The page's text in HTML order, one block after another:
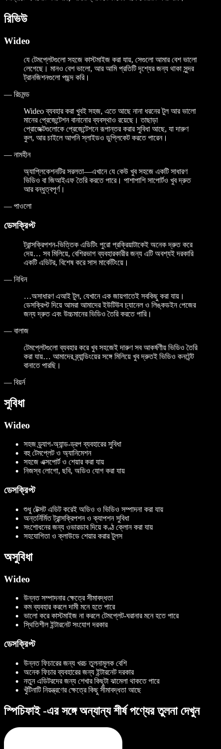
রিভিউ
Wideo
যে টেমপ্লেটগুলো সহজে কাস্টমাইজ করা যায়, সেগুলো আমার বেশ ভালো
লেগেছে। মানও বেশ ভালো, আর আমি প্রতিটি দৃশ্যের জন্য থাকা সুন্দর
ট্রানজিশনগুলো পছন্দ করি।
— রিচমন্ড
Wideo ব্যবহার করা খুবই সহজ, এতে আছে নানা ধরনের টুল আর ভালো
মানের প্রেজেন্টেশন বানানোর ব্যবস্থাও রয়েছে। তাছাড়া
প্রোজেক্টগুলোকে প্রেজেন্টেশনে রূপান্তর করার সুবিধা আছে, যা দারুণ
কুল, আর চাইলে আপনি স্লাইডও ডুপ্লিকেট করতে পারেন।
— নামহীন
অ্যাপ্লিকেশনটির সরলতা—এখানে যে কেউ খুব সহজে একটি সাধারণ
ভিডিও বা জিআইএফ তৈরি করতে পারে। পাশাপাশি সাপোর্টও খুব দ্রুত
আর বন্ধুত্বপূর্ণ।
— পাওলো
ডেসক্রিপ্ট
ট্রান্সক্রিপশন-ভিত্তিক এডিটিং পুরো প্রক্রিয়াটাকেই অনেক দ্রুত করে
দেয়… সব মিলিয়ে, বেশিরভাগ ব্যবহারকারীর জন্য এটি অবশ্যই দরকারি
একটি এডিটর, বিশেষ করে সাস মার্কেটিংয়ে।
— নিধিন
…অসাধারণ এআই টুল, যেখানে এক জায়গাতেই সবকিছু করা যায়।
ডেসক্রিপ্ট দিয়ে আমরা আমাদের ইউটিউব চ্যানেল ও লিঙ্কডইন পেজের
জন্য দ্রুত এবং উচ্চমানের ভিডিও তৈরি করতে পারি।
— বালাজ
টেমপ্লেটগুলো ব্যবহার করে খুব সহজেই দারুণ সব আকর্ষণীয় ভিডিও তৈরি
করা যায়… আমাদের ব্র্যান্ডিংয়ের সঙ্গে মিলিয়ে খুব দ্রুতই ভিডিও কনটেন্ট
বানাতে পারছি।
— বিয়র্ন
সুবিধা
Wideo
সহজ ড্র্যাগ-অ্যান্ড-ড্রপ ব্যবহারের সুবিধা
বহু টেমপ্লেট ও অ্যানিমেশন
সহজে এক্সপোর্ট ও শেয়ার করা যায়
নিজস্ব লোগো, ছবি, অডিও যোগ করা যায়
ডেসক্রিপ্ট
শুধু টেক্সট এডিট করেই অডিও ও ভিডিও সম্পাদনা করা যায়
অন্তর্নির্মিত ট্রান্সক্রিপশন ও ক্যাপশন সুবিধা
সংশোধনের জন্য ওভারডাব দিয়ে কণ্ঠ ক্লোন করা যায়
সহযোগিতা ও ক্লাউডে শেয়ার করার টুলস
অসুবিধা
Wideo
উন্নত সম্পাদনার ক্ষেত্রে সীমাবদ্ধতা
কম ব্যবহার করলে দামী মনে হতে পারে
ভালো করে কাস্টমাইজ না করলে টেমপ্লেট-ঘরানার মনে হতে পারে
স্থিতিশীল ইন্টারনেট সংযোগ দরকার
ডেসক্রিপ্ট
উন্নত ফিচারের জন্য খরচ তুলনামূলক বেশি
অনেক ফিচার ব্যবহারের জন্য ইন্টারনেট দরকার
নতুন এডিটরদের জন্য শেখার কিছুটা ঝামেলা থাকতে পারে
খুঁটিনাটি নিয়ন্ত্রণের ক্ষেত্রে কিছু সীমাবদ্ধতা আছে
স্পিচিফাই -এর সঙ্গে অন্যান্য শীর্ষ পণ্যের তুলনা দেখুন